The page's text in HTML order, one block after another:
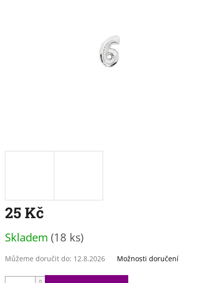
25 Kč
cena:
Skladem (18 ks)
Můžeme doručit do: 12.8.2026 Možnosti doručení